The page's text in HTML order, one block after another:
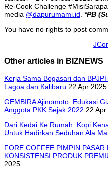
Re-Cook Challenge
media @dapurumami.id *PB
You have no rights to post
Other articles in BIZNEWS
Kerja Sama Bogasari dan
Lagoa dan Kalibaru 22 Apr 2025
GEMBIRA Ajinomoto: Edukasi
Anggota PKK Sejak 2022 22
Dari Kedai Ke Rumah: Kopi
Untuk Hadirkan Seduhan Ala
FORE COFFEE PIMPIN
KONSISTENSI PRODUK
2025